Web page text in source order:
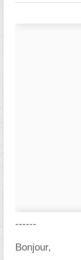
------
Bonjour,